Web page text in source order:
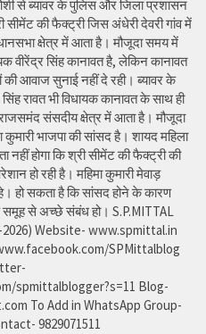
से ब्यावर के पुलिस और जिला प्रशासन
सीमेंट की फैक्ट्री जिस अंधेरी देवरी गांव में
क्षेत्र में आता है। मौजूदा समय में
वीरेंद्र सिंह कानावत है, लेकिन कानावत
की आवाज सुनाई नहीं दे रही। ब्यावर के
रावत भी विधायक कानावत के साथ ही
संसदीय क्षेत्र में आता है। मौजूदा
कुमारी भाजपा की सांसद है। शायद महिला
नहीं होगा कि श्री सीमेंट की फैक्ट्री की
हो रही है। महिमा कुमारी मेवाड़
हो सकता है कि सांसद होने के कारण
समूह से अच्छे संबंध हो। S.P.MITTAL
2026) Website- www.spmittal.in
SPMittalblog
spmittalblogger?s=11 Blog-
To Add in WhatsApp Group-
9829071511